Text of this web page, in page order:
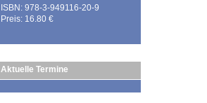
ISBN: 978-3-949116-20-9
Preis: 16.80 €
Aktuelle Termine